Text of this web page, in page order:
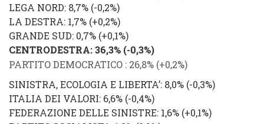
LEGA NORD: 8,7% (-0,2%)
LA DESTRA: 1,7% (+0,2%)
GRANDE SUD: 0,7% (+0,1%)
CENTRODESTRA: 36,3% (-0,3%)
PARTITO DEMOCRATICO : 26,8% (+0,2%)
SINISTRA, ECOLOGIA E LIBERTA’: 8,0% (-0,3%)
ITALIA DEI VALORI: 6,6% (-0,4%)
FEDERAZIONE DELLE SINISTRE: 1,6% (+0,1%)